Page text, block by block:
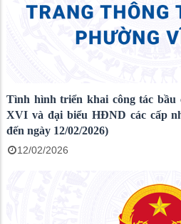
Tình hình triển khai công tác bầu
XVI và đại biểu HĐND các cấp
đến ngày 12/02/2026)
12/02/2026